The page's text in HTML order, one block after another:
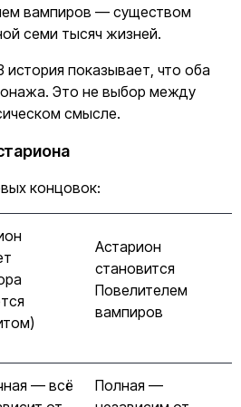
вампиров — существом
семи тысяч жизней.
история показывает, что оба
Это не выбор между
смысле.
концовок:
Астарион
становится
Повелителем
вампиров
— всё
Полная —